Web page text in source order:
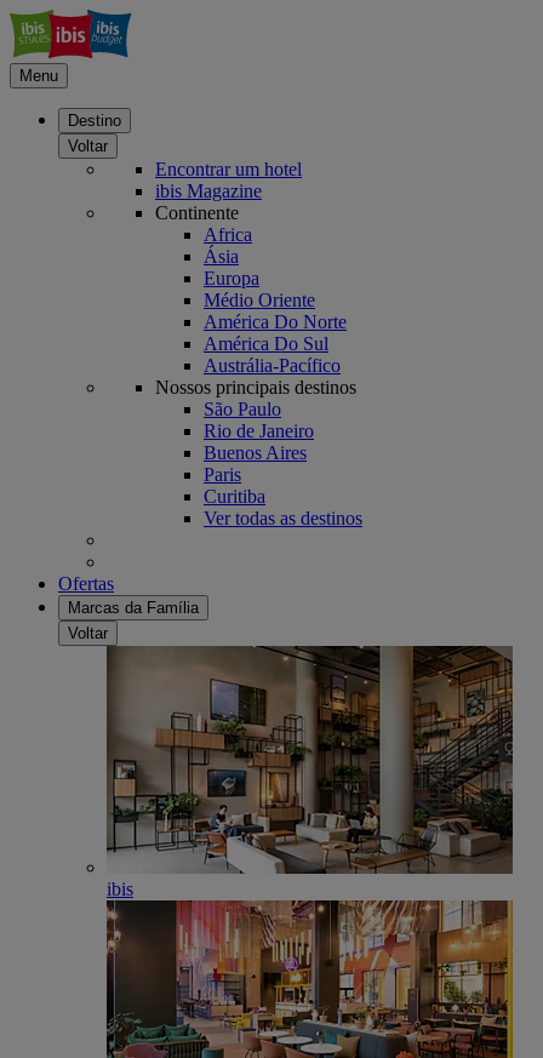
Menu
Destino
Voltar
Encontrar um hotel
ibis Magazine
Continente
Africa
Ásia
Europa
Médio Oriente
América Do Norte
América Do Sul
Austrália-Pacífico
Nossos principais destinos
São Paulo
Rio de Janeiro
Buenos Aires
Paris
Curitiba
Ver todas as destinos
Ofertas
Marcas da Família
Voltar
ibis